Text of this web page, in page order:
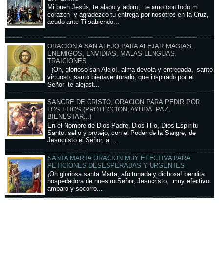
Mi buen Jesús, te alabo y adoro, te amo con todo mi
corazón y agradezco tu entrega por nosotros en la Cruz,
acudo ante Ti sabiendo...
ORACION A SAN ALEJO PARA ALEJAR MAGIAS,
ENEMIGOS, ENVIDIAS, MALAS LENGUAS,
TRAICIONES...
¡Oh, glorioso san Alejo!, alma devota y entregada, santo
virtuoso, santo bienaventurado, que inspirado por el
Señor te alejast...
SANGRE DE CRISTO, ORACION PARA PEDIR POR
LOS HIJOS (PROTECCION, AYUDA, PAZ,
BIENESTAR...)
En el Nombre de Dios Padre, Dios Hijo, Dios Espíritu
Santo, sello y protejo, con el Poder de la Sangre, de
Jesucristo el Señor, a: ...
SANTA MARTA ORACION MUY EFECTIVA PARA
PETICIONES DESESPERADAS Y URGENTES
¡Oh gloriosa santa Marta, afortunada y dichosa! bendita
hospedadora de nuestro Señor, Jesucristo, muy efectivo
amparo y socorro...